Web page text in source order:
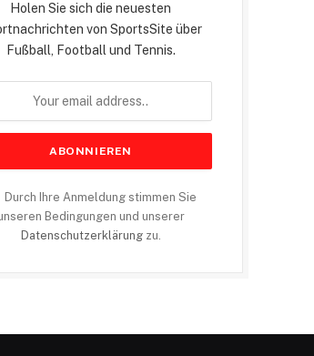
Holen Sie sich die neuesten
von SportsSite über
Fußball, Football und Tennis.
Durch Ihre Anmeldung stimmen Sie
Bedingungen und unserer
Datenschutzerklärungzu.